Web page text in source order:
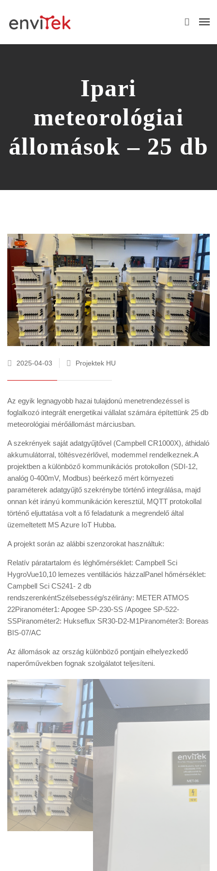
Ipari
meteorológiai
állomások – 25 db
2025-04-03 Projektek HU
Az egyik legnagyobb hazai tulajdonú menetrendezéssel is
foglalkozó integrált energetikai vállalat számára építettünk 25 db
meteorológiai mérőállomást márciusban.
A szekrények saját adatgyűjtővel (Campbell CR1000X), áthidaló
akkumulátorral, töltésvezérlővel, modemmel rendelkeznek.A
projektben a különböző kommunikációs protokollon (SDI-12,
analóg 0-400mV, Modbus) beérkező mért környezeti
paraméterek adatgyűjtő szekrénybe történő integrálása, majd
onnan két irányú kommunikáción keresztül, MQTT protokollal
történő eljuttatása volt a fő feladatunk a megrendelő által
üzemeltetett MS Azure IoT Hubba.
A projekt során az alábbi szenzorokat használtuk:
Relatív páratartalom és léghőmérséklet: Campbell Sci
HygroVue10,10 lemezes ventillációs házzalPanel hőmérséklet:
Campbell Sci CS241- 2 db
rendszerenkéntSzélsebesség/szélirány: METER ATMOS
22Piranométer1: Apogee SP-230-SS /Apogee SP-522-
SSPiranométer2: Hukseflux SR30-D2-M1Piranométer3: Boreas
BIS-07/AC
Az állomások az ország különböző pontjain elhelyezkedő
naperőművekben fognak szolgálatot teljesíteni.